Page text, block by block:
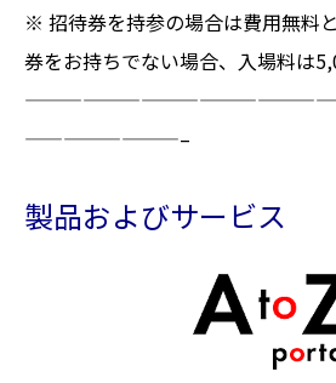
※ 招待券を持参の場合は費用無料
券をお持ちでない場合、入場料は
————————–
製品およびサービス